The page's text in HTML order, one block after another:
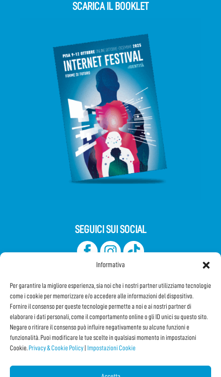
Informativa
Per garantire la migliore esperienza, sia noi che i nostri partner utilizziamo tecnologie
come i cookie per memorizzare e/o accedere alle informazioni del dispositivo.
Fornire il consenso per queste tecnologie permette a noi e ai nostri partner di
elaborare i dati personali, come il comportamento online o gli ID unici su questo sito.
Negare o ritirare il consenso può influire negativamente su alcune funzioni e
funzionalità. Puoi modificare le tue scelte in qualsiasi momento in impostazioni
Cookie. Privacy & Cookie Policy Impostazioni Cookie
SCARICA IL BOOKLET
SEGUICI SUI SOCIAL
Iscriviti alla Newsletter
CONDIVIDI QUESTA PAGINA!
Facebook